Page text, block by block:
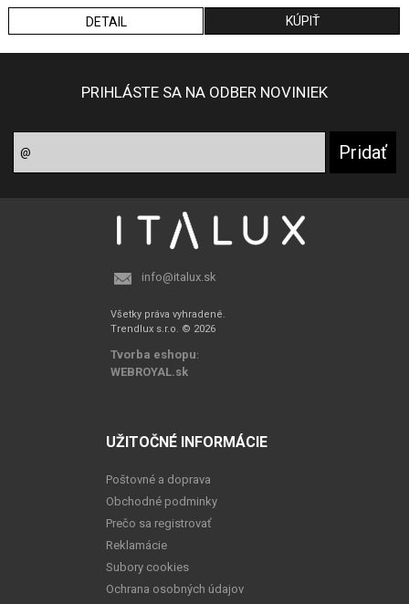
DETAIL
PRIHLÁSTE SA NA ODBER NOVINIEK
info@italux.sk
Všetky práva vyhradené.
Trendlux s.r.o. © 2026
Tvorba eshopu:
WEBROYAL.sk
UŽITOČNÉ INFORMÁCIE
Poštovné a doprava
Obchodné podminky
Prečo sa registrovať
Reklamácie
Subory cookies
Ochrana osobných údajov